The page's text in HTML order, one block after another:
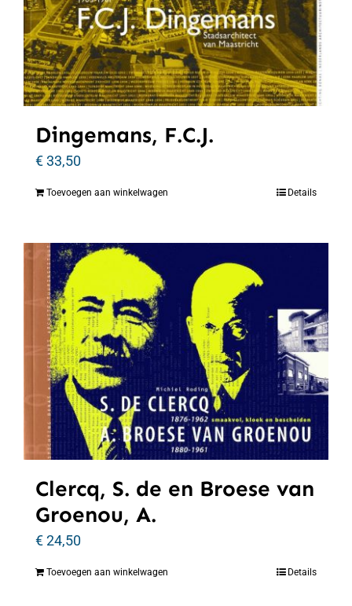
Dingemans, F.C.J.
€33,50
Toevoegen aan winkelwagen Details
Clercq, S. de en Broese van
Groenou, A.
€24,50
Toevoegen aan winkelwagen Details